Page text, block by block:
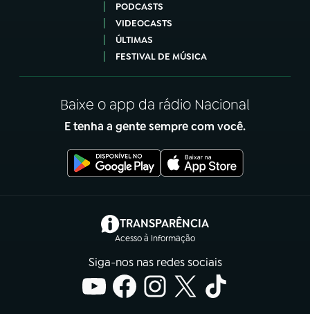
PODCASTS
VIDEOCASTS
ÚLTIMAS
FESTIVAL DE MÚSICA
Baixe o app da rádio Nacional
E tenha a gente sempre com você.
TRANSPARÊNCIA
Acesso à Informação
(abre em nova aba)
Siga-nos nas redes sociais